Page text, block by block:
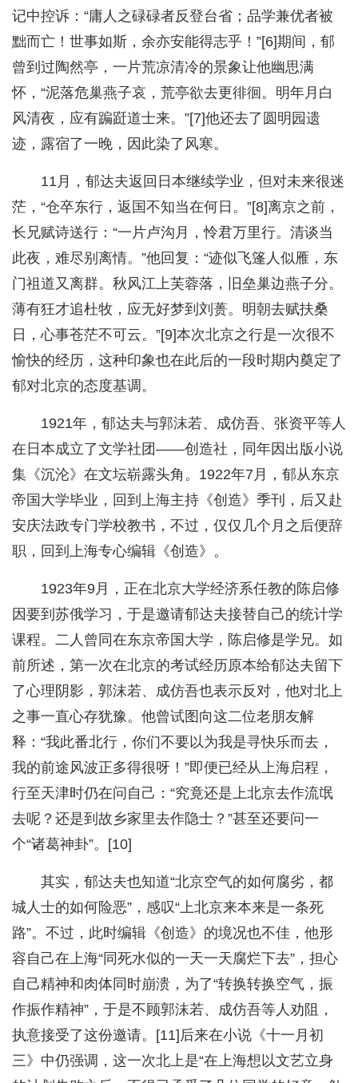
记中控诉：“庸人之碌碌者反登台省；品学兼优者被
黜而亡！世事如斯，余亦安能得志乎！”[6]期间，郁
曾到过陶然亭，一片荒凉清冷的景象让他幽思满
怀，“泥落危巢燕子哀，荒亭欲去更徘徊。明年月白
风清夜，应有蹁跹道士来。”[7]他还去了圆明园遗
迹，露宿了一晚，因此染了风寒。
11月，郁达夫返回日本继续学业，但对未来很迷
茫，“仓卒东行，返国不知当在何日。”[8]离京之前，
长兄赋诗送行：“一片卢沟月，怜君万里行。清谈当
此夜，难尽别离情。”他回复：“迹似飞篷人似雁，东
门祖道又离群。秋风江上芙蓉落，旧垒巢边燕子分。
薄有狂才追杜牧，应无好梦到刘蒉。明朝去赋扶桑
日，心事苍茫不可云。”[9]本次北京之行是一次很不
愉快的经历，这种印象也在此后的一段时期内奠定了
郁对北京的态度基调。
1921年，郁达夫与郭沫若、成仿吾、张资平等人
在日本成立了文学社团——创造社，同年因出版小说
集《沉沦》在文坛崭露头角。1922年7月，郁从东京
帝国大学毕业，回到上海主持《创造》季刊，后又赴
安庆法政专门学校教书，不过，仅仅几个月之后便辞
职，回到上海专心编辑《创造》。
1923年9月，正在北京大学经济系任教的陈启修
因要到苏俄学习，于是邀请郁达夫接替自己的统计学
课程。二人曾同在东京帝国大学，陈启修是学兄。如
前所述，第一次在北京的考试经历原本给郁达夫留下
了心理阴影，郭沫若、成仿吾也表示反对，他对北上
之事一直心存犹豫。他曾试图向这二位老朋友解
释：“我此番北行，你们不要以为我是寻快乐而去，
我的前途风波正多得很呀！”即便已经从上海启程，
行至天津时仍在问自己：“究竟还是上北京去作流氓
去呢？还是到故乡家里去作隐士？”甚至还要问一
个“诸葛神卦”。[10]
其实，郁达夫也知道“北京空气的如何腐劣，都
城人士的如何险恶”，感叹“上北京来本来是一条死
路”。不过，此时编辑《创造》的境况也不佳，他形
容自己在上海“同死水似的一天一天腐烂下去”，担心
自己精神和肉体同时崩溃，为了“转换转换空气，振
作振作精神”，于是不顾郭沫若、成仿吾等人劝阻，
执意接受了这份邀请。[11]后来在小说《十一月初
三》中仍强调，这一次北上是“在上海想以文艺立身